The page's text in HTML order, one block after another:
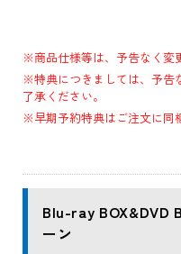
※商品仕様等は、予告なく変
※特典につきましては、予告
了承ください。
※早期予約特典はご注文に同
Blu-ray BOX&DVD
ーン